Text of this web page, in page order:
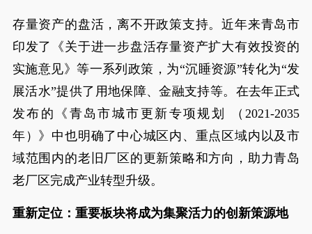
存量资产的盘活，离不开政策支持。近年来青岛市
印发了《关于进一步盘活存量资产扩大有效投资的
实施意见》等一系列政策，为“沉睡资源”转化为“发
展活水”提供了用地保障、金融支持等。在去年正式
发布的《青岛市城市更新专项规划 （2021-2035
年）》中也明确了中心城区内、重点区域内以及市
域范围内的老旧厂区的更新策略和方向，助力青岛
老厂区完成产业转型升级。
重新定位：重要板块将成为集聚活力的创新策源地